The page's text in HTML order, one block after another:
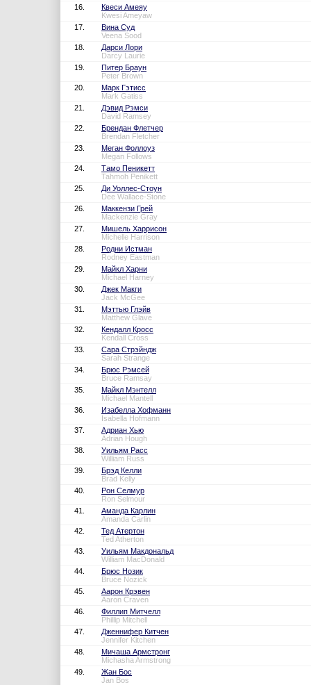
16.
Квеси Амеяу
Kwesi Ameyaw
17.
Вина Суд
Veena Sood
18.
Дарси Лори
Darcy Laurie
19.
Питер Браун
Peter Brown
20.
Марк Гэтисс
Mark Gatiss
21.
Дэвид Рэмси
David Ramsey
22.
Брендан Флетчер
Brendan Fletcher
23.
Меган Фоллоуз
Megan Follows
24.
Тамо Пеникетт
Tahmoh Penikett
25.
Ди Уоллес-Стоун
Dee Wallace-Stone
26.
Маккензи Грей
Mackenzie Gray
27.
Мишель Харрисон
Michelle Harrison
28.
Родни Истман
Rodney Eastman
29.
Майкл Харни
Michael Harney
30.
Джек Макги
Jack McGee
31.
Мэттью Глэйв
Matthew Glave
32.
Кендалл Кросс
Kendall Cross
33.
Сара Стрэйндж
Sarah Strange
34.
Брюс Рэмсей
Bruce Ramsay
35.
Майкл Мэнтелл
Michael Mantell
36.
Изабелла Хофманн
Isabella Hofmann
37.
Адриан Хью
Adrian Hough
38.
Уильям Расс
William Russ
39.
Брэд Келли
Brad Kelly
40.
Рон Селмур
Ron Selmour
41.
Аманда Карлин
Amanda Carlin
42.
Тед Атертон
Ted Atherton
43.
Уильям Макдональд
William MacDonald
44.
Брюс Нозик
Bruce Nozick
45.
Аарон Крэвен
Aaron Craven
46.
Филлип Митчелл
Phillip Mitchell
47.
Дженнифер Китчен
Jennifer Kitchen
48.
Мичаша Армстронг
Michasha Armstrong
49.
Жан Бос
Jan Bos